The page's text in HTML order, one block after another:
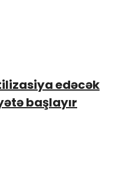
edəcək
başlayır